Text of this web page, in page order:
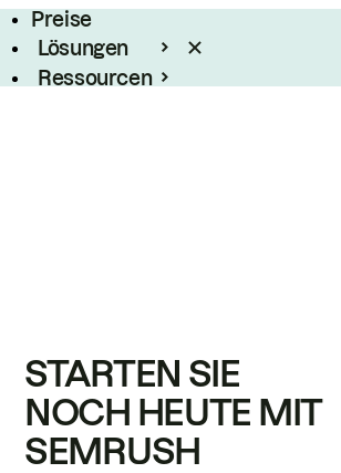
Preise
Lösungen
Ressourcen
STARTEN SIE
NOCH HEUTE MIT
SEMRUSH